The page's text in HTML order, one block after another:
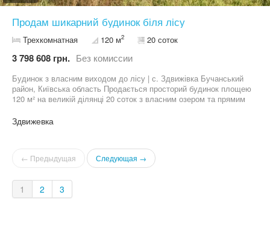
Продам шикарний будинок біля лісу
Трехкомнатная 120 м2 20 соток
3 798 608 грн. Без комиссии
Будинок з власним виходом до лісу | с. Здвижівка Бучанський
район, Київська область Продається просторий будинок площею
120 м² на великій ділянці 20 соток з власним озером та прямим
природу та приватність, але хоче жити недалеко від Києва.
Характеристики будинку: Площа будинку — 120 м² Стан — під
Септик Переваги ділянки: Власне озеро на території Прямий
вихід до лісу Тиха та мальовнича локація Велика ділянка 20
соток — достатньо місця для саду, зони відпочинку, басейну
або гостьового будинку Телефонуйте для отримання детальної
інформації та організації перегляду. Чудовий варіант для
заміського життя поруч із Києвом.
Здвижевка
← Предыдущая Следующая →
1 2 3